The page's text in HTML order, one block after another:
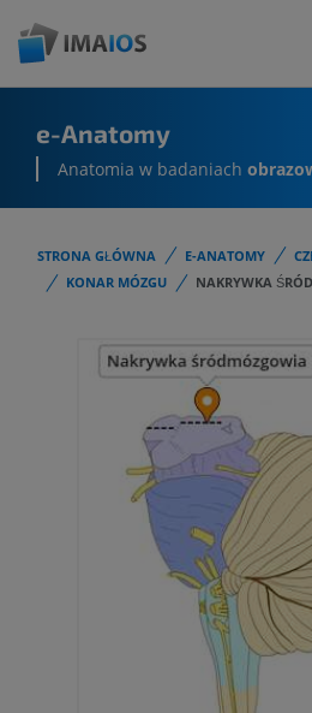
e-Anatomy
Anatomia w badaniach
STRONA GŁÓWNA E-ANATOMY
KONAR MÓZGU
NAKRYWKA